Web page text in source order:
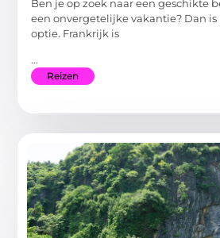
Ben je op zoek naar een geschikte
een onvergetelijke vakantie? Dan
optie. Frankrijk is
...
Reizen